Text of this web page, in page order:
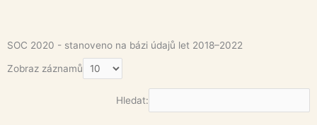
SOC 2020 - stanoveno na bázi údajů let 2018–2022
Zobraz záznamů
Hledat: